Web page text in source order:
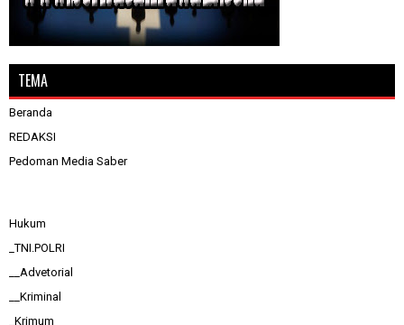
TEMA
Beranda
REDAKSI
Pedoman Media Saber
Hukum
_TNI.POLRI
__Advetorial
__Kriminal
_Krimum